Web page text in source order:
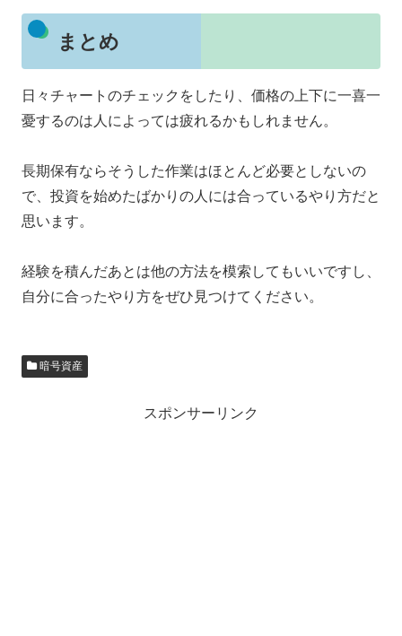
まとめ
日々チャートのチェックをしたり、価格の上下に一喜一
憂するのは人によっては疲れるかもしれません。
長期保有ならそうした作業はほとんど必要としないの
で、投資を始めたばかりの人には合っているやり方だと
思います。
経験を積んだあとは他の方法を模索してもいいですし、
自分に合ったやり方をぜひ見つけてください。
暗号資産
スポンサーリンク